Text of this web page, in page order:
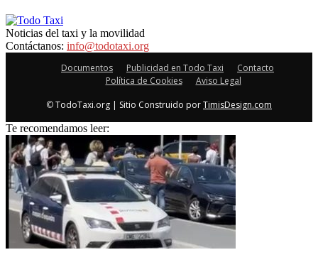
Noticias del taxi y la movilidad
Contáctanos: info@todotaxi.org
Documentos
Publicidad en Todo Taxi
Contacto
Política de Cookies
Aviso Legal
©TodoTaxi.org | Sitio Construido porTimisDesign.com
Te recomendamos leer: